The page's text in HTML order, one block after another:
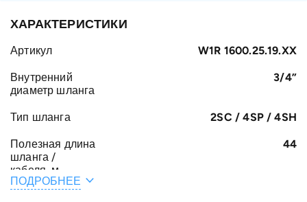
ХАРАКТЕРИСТИКИ
Артикул W1R 1600.25.19.XX
Внутренний
диаметр шланга
3/4”
Тип шланга 2SC / 4SP / 4SH
Полезная длина
шланга /
кабеля, м
44
ПОДРОБНЕЕ